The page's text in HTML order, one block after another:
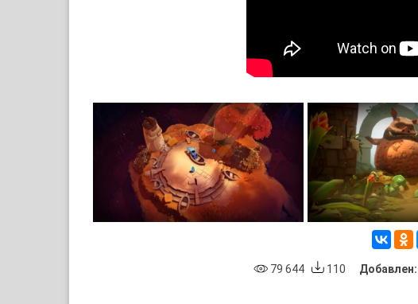
79 644 110 Добавлен: